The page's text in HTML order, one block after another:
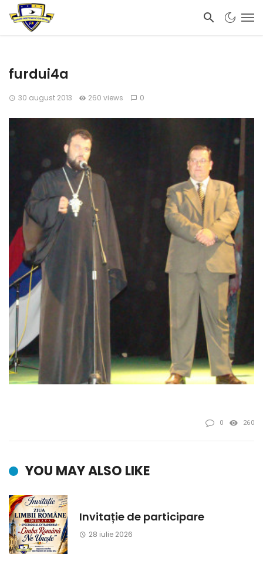
furdui4a
30 august 2013 260 views 0
0 260
YOU MAY ALSO LIKE
Invitație de participare
28 iulie 2026